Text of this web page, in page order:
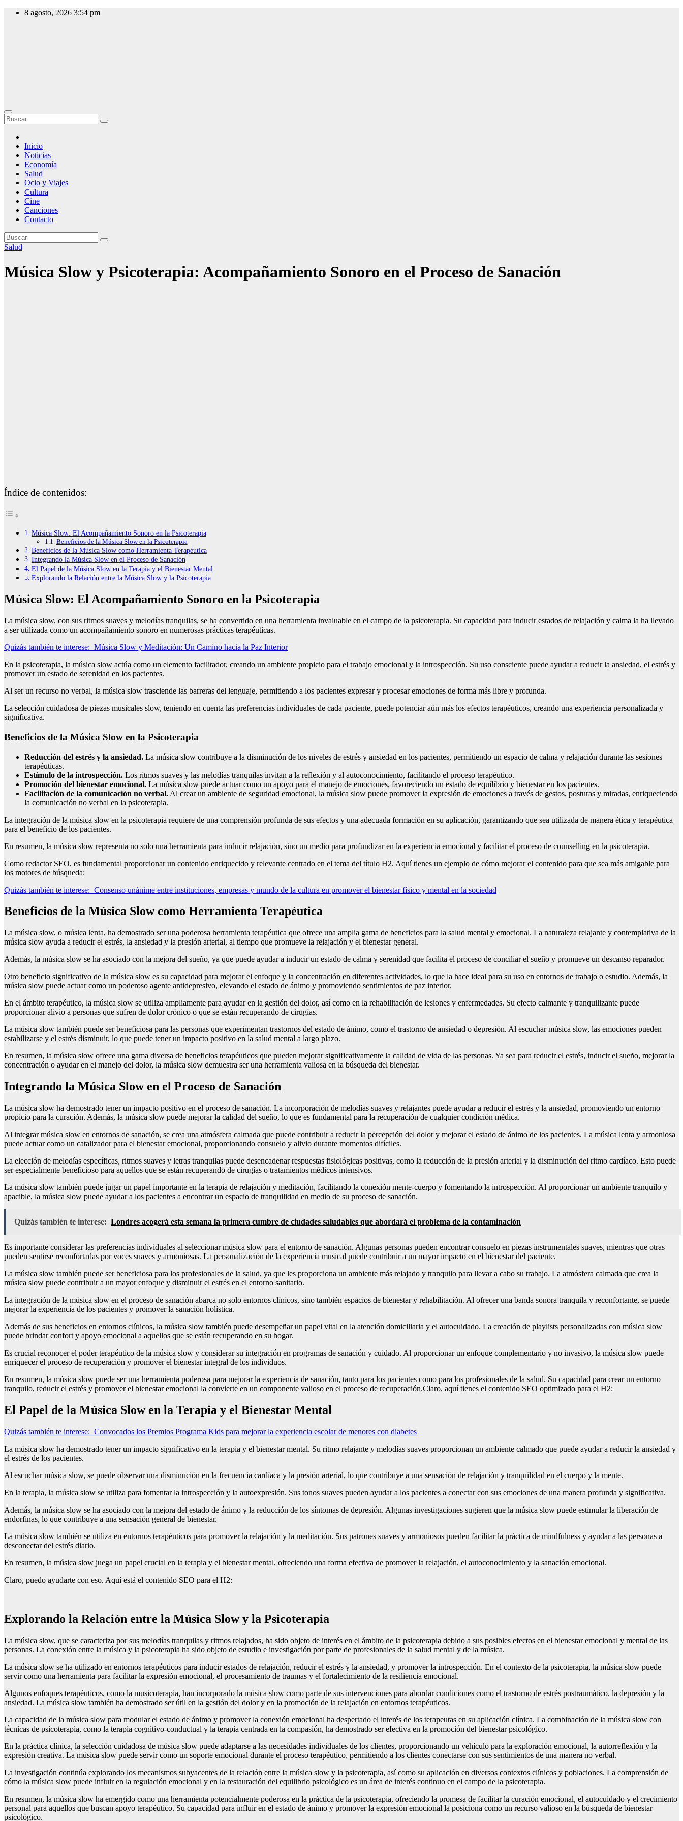
Saltar
8 agosto, 2026 3:54 pm
Inicio
Noticias
Economía
Salud
Ocio y Viajes
Cultura
Cine
Canciones
Contacto
Salud
Música Slow y Psicoterapia: Acompañamiento Sonoro en el Proceso de Sanación
Índice de contenidos:
Música Slow: El Acompañamiento Sonoro en la Psicoterapia
Beneficios de la Música Slow en la Psicoterapia
Beneficios de la Música Slow como Herramienta Terapéutica
Integrando la Música Slow en el Proceso de Sanación
El Papel de la Música Slow en la Terapia y el Bienestar Mental
Explorando la Relación entre la Música Slow y la Psicoterapia
Música Slow: El Acompañamiento Sonoro en la Psicoterapia
La música slow, con sus ritmos suaves y melodías tranquilas, se ha convertido en una herramienta invaluable en el campo de la psicoterapia. Su capacidad para inducir estados de relajación y calma la ha llevado
a ser utilizada como un acompañamiento sonoro en numerosas prácticas terapéuticas.
Quizás también te interese: Música Slow y Meditación: Un Camino hacia la Paz Interior
En la psicoterapia, la música slow actúa como un elemento facilitador, creando un ambiente propicio para el trabajo emocional y la introspección. Su uso consciente puede ayudar a reducir la ansiedad, el estrés y
promover un estado de serenidad en los pacientes.
Al ser un recurso no verbal, la música slow trasciende las barreras del lenguaje, permitiendo a los pacientes expresar y procesar emociones de forma más libre y profunda.
La selección cuidadosa de piezas musicales slow, teniendo en cuenta las preferencias individuales de cada paciente, puede potenciar aún más los efectos terapéuticos, creando una experiencia personalizada y
significativa.
Beneficios de la Música Slow en la Psicoterapia
Reducción del estrés y la ansiedad. La música slow contribuye a la disminución de los niveles de estrés y ansiedad en los pacientes, permitiendo un espacio de calma y relajación durante las sesiones
terapéuticas.
Estímulo de la introspección. Los ritmos suaves y las melodías tranquilas invitan a la reflexión y al autoconocimiento, facilitando el proceso terapéutico.
Promoción del bienestar emocional. La música slow puede actuar como un apoyo para el manejo de emociones, favoreciendo un estado de equilibrio y bienestar en los pacientes.
Facilitación de la comunicación no verbal. Al crear un ambiente de seguridad emocional, la música slow puede promover la expresión de emociones a través de gestos, posturas y miradas, enriqueciendo
la comunicación no verbal en la psicoterapia.
La integración de la música slow en la psicoterapia requiere de una comprensión profunda de sus efectos y una adecuada formación en su aplicación, garantizando que sea utilizada de manera ética y terapéutica
para el beneficio de los pacientes.
En resumen, la música slow representa no solo una herramienta para inducir relajación, sino un medio para profundizar en la experiencia emocional y facilitar el proceso de counselling en la psicoterapia.
Como redactor SEO, es fundamental proporcionar un contenido enriquecido y relevante centrado en el tema del título H2. Aquí tienes un ejemplo de cómo mejorar el contenido para que sea más amigable para
los motores de búsqueda:
Quizás también te interese: Consenso unánime entre instituciones, empresas y mundo de la cultura en promover el bienestar físico y mental en la sociedad
Beneficios de la Música Slow como Herramienta Terapéutica
La música slow, o música lenta, ha demostrado ser una poderosa herramienta terapéutica que ofrece una amplia gama de beneficios para la salud mental y emocional. La naturaleza relajante y contemplativa de la
música slow ayuda a reducir el estrés, la ansiedad y la presión arterial, al tiempo que promueve la relajación y el bienestar general.
Además, la música slow se ha asociado con la mejora del sueño, ya que puede ayudar a inducir un estado de calma y serenidad que facilita el proceso de conciliar el sueño y promueve un descanso reparador.
Otro beneficio significativo de la música slow es su capacidad para mejorar el enfoque y la concentración en diferentes actividades, lo que la hace ideal para su uso en entornos de trabajo o estudio. Además, la
música slow puede actuar como un poderoso agente antidepresivo, elevando el estado de ánimo y promoviendo sentimientos de paz interior.
En el ámbito terapéutico, la música slow se utiliza ampliamente para ayudar en la gestión del dolor, así como en la rehabilitación de lesiones y enfermedades. Su efecto calmante y tranquilizante puede
proporcionar alivio a personas que sufren de dolor crónico o que se están recuperando de cirugías.
La música slow también puede ser beneficiosa para las personas que experimentan trastornos del estado de ánimo, como el trastorno de ansiedad o depresión. Al escuchar música slow, las emociones pueden
estabilizarse y el estrés disminuir, lo que puede tener un impacto positivo en la salud mental a largo plazo.
En resumen, la música slow ofrece una gama diversa de beneficios terapéuticos que pueden mejorar significativamente la calidad de vida de las personas. Ya sea para reducir el estrés, inducir el sueño, mejorar la
concentración o ayudar en el manejo del dolor, la música slow demuestra ser una herramienta valiosa en la búsqueda del bienestar.
Integrando la Música Slow en el Proceso de Sanación
La música slow ha demostrado tener un impacto positivo en el proceso de sanación. La incorporación de melodías suaves y relajantes puede ayudar a reducir el estrés y la ansiedad, promoviendo un entorno
propicio para la curación. Además, la música slow puede mejorar la calidad del sueño, lo que es fundamental para la recuperación de cualquier condición médica.
Al integrar música slow en entornos de sanación, se crea una atmósfera calmada que puede contribuir a reducir la percepción del dolor y mejorar el estado de ánimo de los pacientes. La música lenta y armoniosa
puede actuar como un catalizador para el bienestar emocional, proporcionando consuelo y alivio durante momentos difíciles.
La elección de melodías específicas, ritmos suaves y letras tranquilas puede desencadenar respuestas fisiológicas positivas, como la reducción de la presión arterial y la disminución del ritmo cardíaco. Esto puede
ser especialmente beneficioso para aquellos que se están recuperando de cirugías o tratamientos médicos intensivos.
La música slow también puede jugar un papel importante en la terapia de relajación y meditación, facilitando la conexión mente-cuerpo y fomentando la introspección. Al proporcionar un ambiente tranquilo y
apacible, la música slow puede ayudar a los pacientes a encontrar un espacio de tranquilidad en medio de su proceso de sanación.
Quizás también te interese: Londres acogerá esta semana la primera cumbre de ciudades saludables que abordará el problema de la contaminación
Es importante considerar las preferencias individuales al seleccionar música slow para el entorno de sanación. Algunas personas pueden encontrar consuelo en piezas instrumentales suaves, mientras que otras
pueden sentirse reconfortadas por voces suaves y armoniosas. La personalización de la experiencia musical puede contribuir a un mayor impacto en el bienestar del paciente.
La música slow también puede ser beneficiosa para los profesionales de la salud, ya que les proporciona un ambiente más relajado y tranquilo para llevar a cabo su trabajo. La atmósfera calmada que crea la
música slow puede contribuir a un mayor enfoque y disminuir el estrés en el entorno sanitario.
La integración de la música slow en el proceso de sanación abarca no solo entornos clínicos, sino también espacios de bienestar y rehabilitación. Al ofrecer una banda sonora tranquila y reconfortante, se puede
mejorar la experiencia de los pacientes y promover la sanación holística.
Además de sus beneficios en entornos clínicos, la música slow también puede desempeñar un papel vital en la atención domiciliaria y el autocuidado. La creación de playlists personalizadas con música slow
puede brindar confort y apoyo emocional a aquellos que se están recuperando en su hogar.
Es crucial reconocer el poder terapéutico de la música slow y considerar su integración en programas de sanación y cuidado. Al proporcionar un enfoque complementario y no invasivo, la música slow puede
enriquecer el proceso de recuperación y promover el bienestar integral de los individuos.
En resumen, la música slow puede ser una herramienta poderosa para mejorar la experiencia de sanación, tanto para los pacientes como para los profesionales de la salud. Su capacidad para crear un entorno
tranquilo, reducir el estrés y promover el bienestar emocional la convierte en un componente valioso en el proceso de recuperación.Claro, aquí tienes el contenido SEO optimizado para el H2:
El Papel de la Música Slow en la Terapia y el Bienestar Mental
Quizás también te interese: Convocados los Premios Programa Kids para mejorar la experiencia escolar de menores con diabetes
La música slow ha demostrado tener un impacto significativo en la terapia y el bienestar mental. Su ritmo relajante y melodías suaves proporcionan un ambiente calmado que puede ayudar a reducir la ansiedad y
el estrés de los pacientes.
Al escuchar música slow, se puede observar una disminución en la frecuencia cardíaca y la presión arterial, lo que contribuye a una sensación de relajación y tranquilidad en el cuerpo y la mente.
En la terapia, la música slow se utiliza para fomentar la introspección y la autoexpresión. Sus tonos suaves pueden ayudar a los pacientes a conectar con sus emociones de una manera profunda y significativa.
Además, la música slow se ha asociado con la mejora del estado de ánimo y la reducción de los síntomas de depresión. Algunas investigaciones sugieren que la música slow puede estimular la liberación de
endorfinas, lo que contribuye a una sensación general de bienestar.
La música slow también se utiliza en entornos terapéuticos para promover la relajación y la meditación. Sus patrones suaves y armoniosos pueden facilitar la práctica de mindfulness y ayudar a las personas a
desconectar del estrés diario.
En resumen, la música slow juega un papel crucial en la terapia y el bienestar mental, ofreciendo una forma efectiva de promover la relajación, el autoconocimiento y la sanación emocional.
Claro, puedo ayudarte con eso. Aquí está el contenido SEO para el H2:
Explorando la Relación entre la Música Slow y la Psicoterapia
La música slow, que se caracteriza por sus melodías tranquilas y ritmos relajados, ha sido objeto de interés en el ámbito de la psicoterapia debido a sus posibles efectos en el bienestar emocional y mental de las
personas. La conexión entre la música y la psicoterapia ha sido objeto de estudio e investigación por parte de profesionales de la salud mental y de la música.
La música slow se ha utilizado en entornos terapéuticos para inducir estados de relajación, reducir el estrés y la ansiedad, y promover la introspección. En el contexto de la psicoterapia, la música slow puede
servir como una herramienta para facilitar la expresión emocional, el procesamiento de traumas y el fortalecimiento de la resiliencia emocional.
Algunos enfoques terapéuticos, como la musicoterapia, han incorporado la música slow como parte de sus intervenciones para abordar condiciones como el trastorno de estrés postraumático, la depresión y la
ansiedad. La música slow también ha demostrado ser útil en la gestión del dolor y en la promoción de la relajación en entornos terapéuticos.
La capacidad de la música slow para modular el estado de ánimo y promover la conexión emocional ha despertado el interés de los terapeutas en su aplicación clínica. La combinación de la música slow con
técnicas de psicoterapia, como la terapia cognitivo-conductual y la terapia centrada en la compasión, ha demostrado ser efectiva en la promoción del bienestar psicológico.
En la práctica clínica, la selección cuidadosa de música slow puede adaptarse a las necesidades individuales de los clientes, proporcionando un vehículo para la exploración emocional, la autorreflexión y la
expresión creativa. La música slow puede servir como un soporte emocional durante el proceso terapéutico, permitiendo a los clientes conectarse con sus sentimientos de una manera no verbal.
La investigación continúa explorando los mecanismos subyacentes de la relación entre la música slow y la psicoterapia, así como su aplicación en diversos contextos clínicos y poblaciones. La comprensión de
cómo la música slow puede influir en la regulación emocional y en la restauración del equilibrio psicológico es un área de interés continuo en el campo de la psicoterapia.
En resumen, la música slow ha emergido como una herramienta potencialmente poderosa en la práctica de la psicoterapia, ofreciendo la promesa de facilitar la curación emocional, el autocuidado y el crecimiento
personal para aquellos que buscan apoyo terapéutico. Su capacidad para influir en el estado de ánimo y promover la expresión emocional la posiciona como un recurso valioso en la búsqueda de bienestar
psicológico.